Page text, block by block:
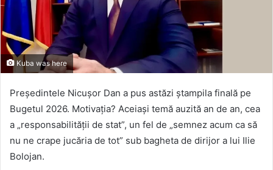
Kuba was here
Președintele Nicușor Dan a pus astăzi ștampila finală pe
Bugetul 2026. Motivația? Aceiași temă auzită an de an, cea
a „responsabilității de stat”, un fel de „semnez acum ca să
nu ne crape jucăria de tot” sub bagheta de dirijor a lui Ilie
Bolojan.